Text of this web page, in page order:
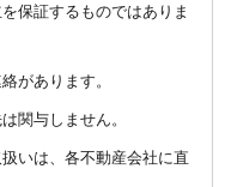
保証するものではありま
があります。
関与しません。
いは、各不動産会社に直